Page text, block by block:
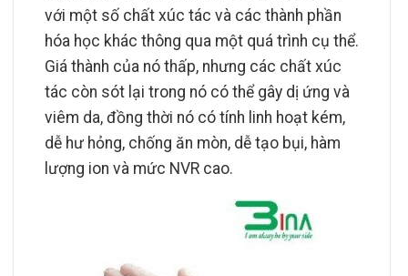
với một số chất xúc tác và các thành phần
hóa học khác thông qua một quá trình cụ thể.
Giá thành của nó thấp, nhưng các chất xúc
tác còn sót lại trong nó có thể gây dị ứng và
viêm da, đồng thời nó có tính linh hoạt kém,
dễ hư hỏng, chống ăn mòn, dễ tạo bụi, hàm
lượng ion và mức NVR cao.